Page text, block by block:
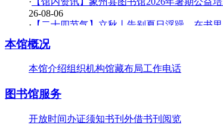
26-08-06
· 【二十四节气】立秋丨告别夏日浮躁，在书里..
·【少儿多媒体图书馆】边画边学！超有趣的少..
·【暑期公益培训班】象州县图书馆2026年暑期..
·【好书推荐】大暑天容易犯困？这些“烧脑”..
·【共读八桂-乡音童韵】广西桂林图书馆“共读..
本馆概况
本馆介绍组织机构馆藏布局工作电话
图书馆服务
开放时间办证须知书刊外借书刊阅览